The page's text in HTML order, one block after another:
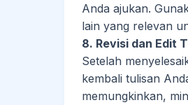
Anda ajukan.
lain yang relevan
8. Revisi dan Edit
Setelah
kembali tulisan
memungkinkan,